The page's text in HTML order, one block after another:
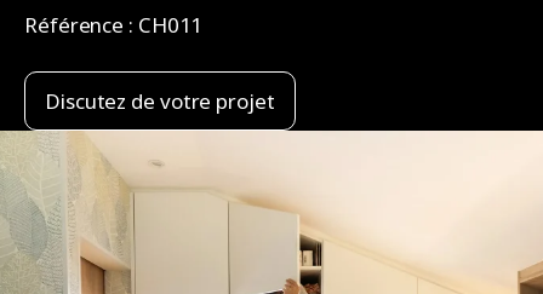
Référence : CH011
Discutez de votre projet